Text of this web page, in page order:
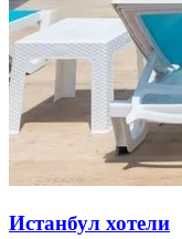
Истанбул хотели